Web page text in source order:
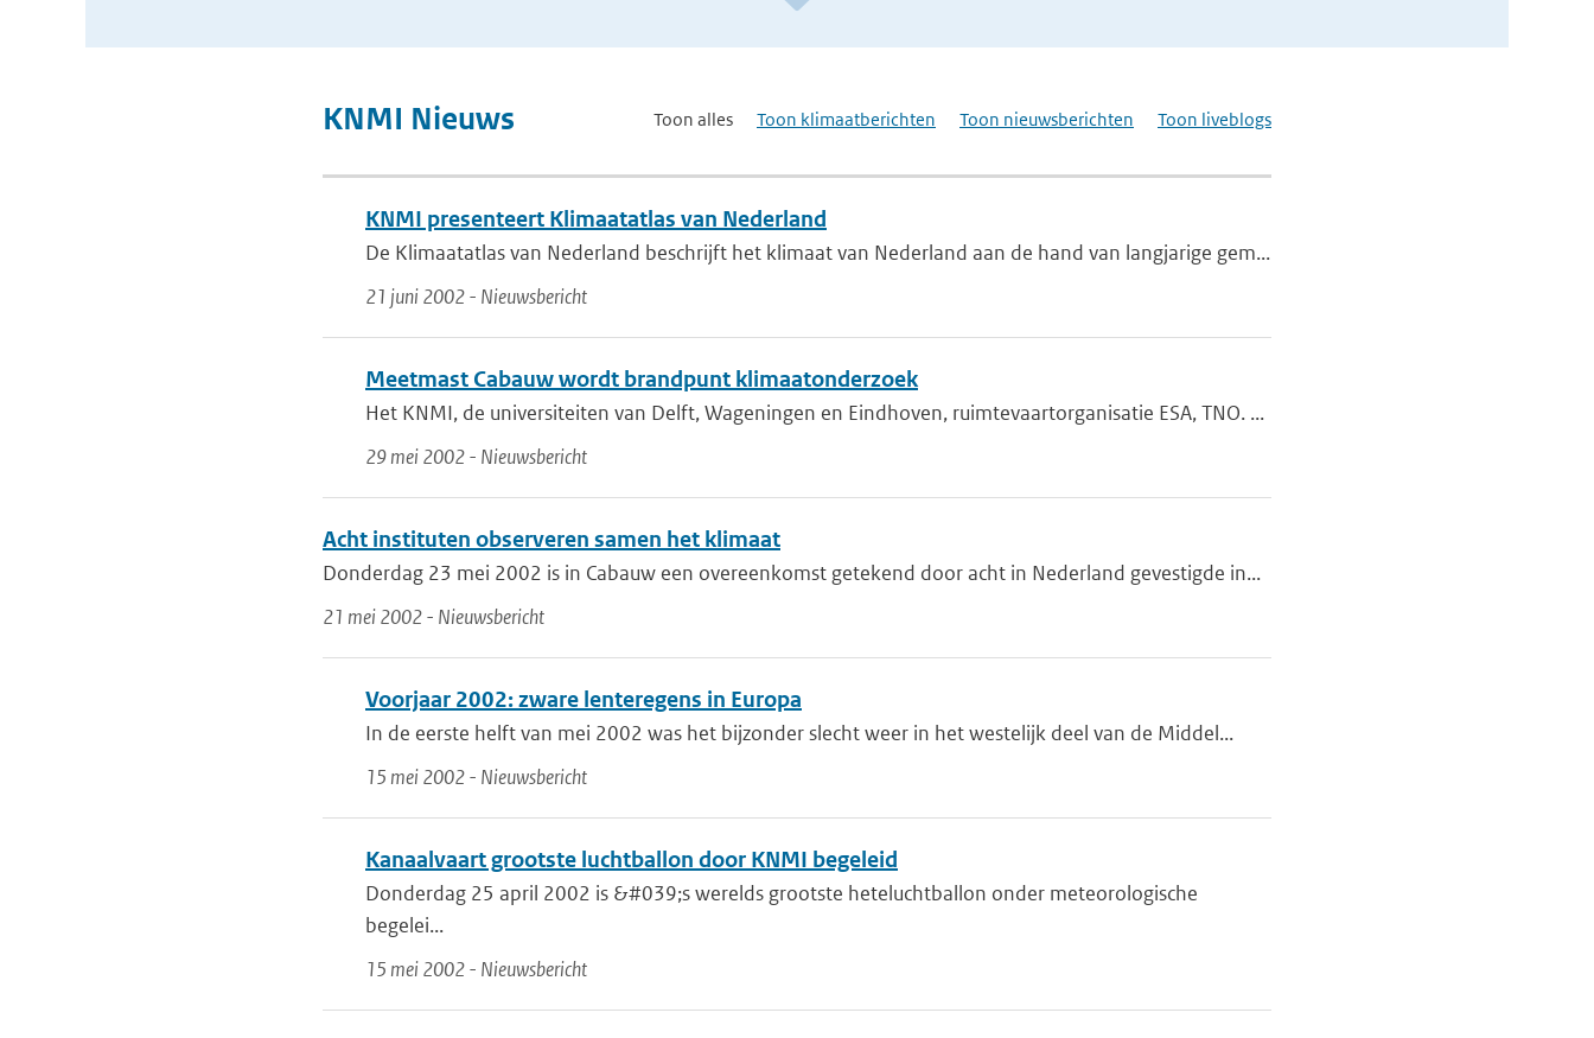
KNMI Nieuws Toon alles Toon klimaatberichten Toon nieuwsberichten Toon liveblogs
KNMI presenteert Klimaatatlas van Nederland
De Klimaatatlas van Nederland beschrijft het klimaat van Nederland aan de hand van langjarige gem...
21 juni 2002 - Nieuwsbericht
Meetmast Cabauw wordt brandpunt klimaatonderzoek
Het KNMI, de universiteiten van Delft, Wageningen en Eindhoven, ruimtevaartorganisatie ESA, TNO. ...
29 mei 2002 - Nieuwsbericht
Acht instituten observeren samen het klimaat
Donderdag 23 mei 2002 is in Cabauw een overeenkomst getekend door acht in Nederland gevestigde in...
21 mei 2002 - Nieuwsbericht
Voorjaar 2002: zware lenteregens in Europa
In de eerste helft van mei 2002 was het bijzonder slecht weer in het westelijk deel van de Middel...
15 mei 2002 - Nieuwsbericht
Kanaalvaart grootste luchtballon door KNMI begeleid
Donderdag 25 april 2002 is &#039;s werelds grootste heteluchtballon onder meteorologische
begelei...
15 mei 2002 - Nieuwsbericht